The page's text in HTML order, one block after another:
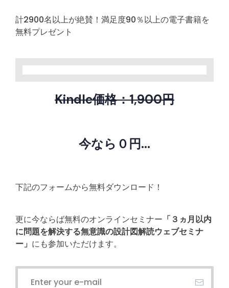
計2900名以上が絶賛！満足度90％以上の電子書籍を
無料プレゼント
Kindle価格：1,900円
今なら０円...
下記のフォームから無料ダウンロード！
更に今ならば無料のオンラインセミナー 「３ヵ月以内
に問題を解決する無意識の設計図解読ウェブセミナ
ー」 にも参加いただけます。